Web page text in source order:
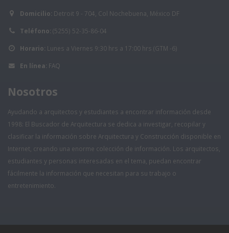
Domicilio: Detroit 9 - 704, Col Nochebuena, México DF
Teléfono: (5255) 52-35-86-04
Horario: Lunes a Viernes 9:30 hrs a 17:00 hrs (GTM -6)
En línea: FAQ
Nosotros
Ayudando a arquitectos y estudiantes a encontrar información desde
1998: El Buscador de Arquitectura se dedica a investigar, recopilar y
clasificar la información sobre Arquitectura y Construcción disponible en
Internet, creando una enorme colección de información. Los arquitectos,
estudiantes y personas interesadas en el tema, puedan encontrar
fácilmente la información que necesitan para su trabajo o
entretenimiento.